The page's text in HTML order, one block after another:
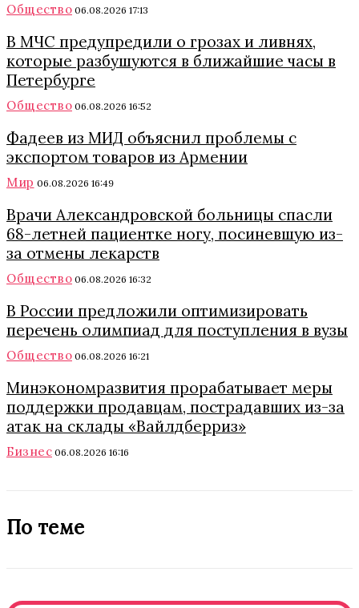
Общество 06.08.2026 17:13
В МЧС предупредили о грозах и ливнях,
которые разбушуются в ближайшие часы в
Петербурге
Общество 06.08.2026 16:52
Фадеев из МИД объяснил проблемы с
экспортом товаров из Армении
Мир 06.08.2026 16:49
Врачи Александровской больницы спасли
68-летней пациентке ногу, посиневшую из-
за отмены лекарств
Общество 06.08.2026 16:32
В России предложили оптимизировать
перечень олимпиад для поступления в вузы
Общество 06.08.2026 16:21
Минэкономразвития прорабатывает меры
поддержки продавцам, пострадавших из-за
атак на склады «Вайлдберриз»
Бизнес 06.08.2026 16:16
По теме